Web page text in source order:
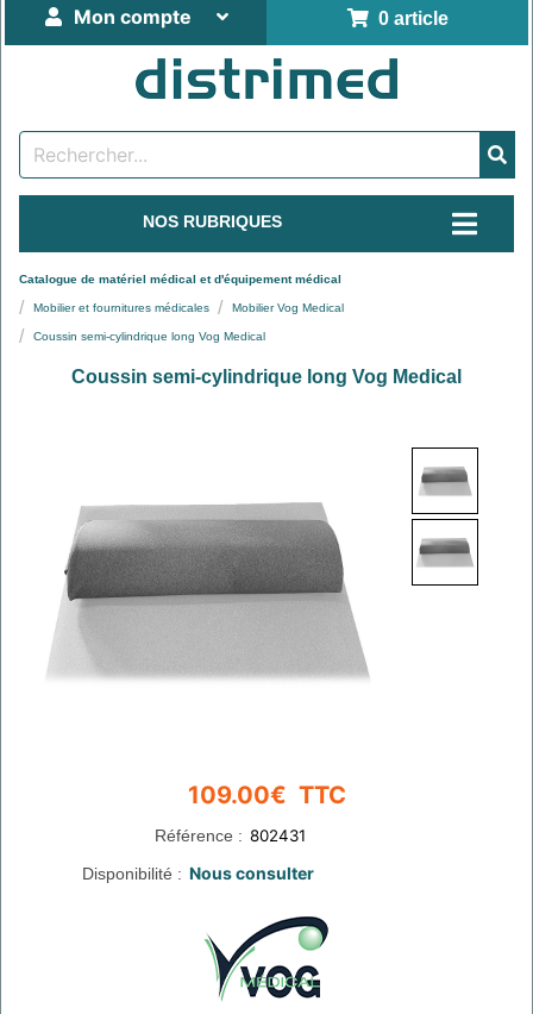
0 article
Mon compte
NOS RUBRIQUES
Catalogue de matériel médical et d'équipement médical
Mobilier et fournitures médicales Mobilier Vog Medical
Coussin semi-cylindrique long Vog Medical
Coussin semi-cylindrique long Vog Medical
Référence :
Disponibilité :